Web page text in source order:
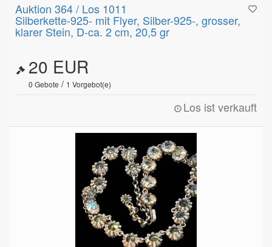
Auktion 364 / Los 1011
Silberkette-925- mit Flyer, Silber-925-, grosser,
klarer Stein, D-ca. 2 cm, 20,5 gr
20 EUR
0 Gebote / 1 Vorgebot(e)
Los ist verkauft